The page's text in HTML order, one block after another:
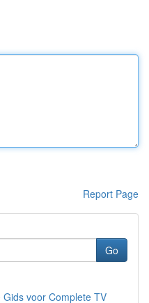
Report Page
Go
voor Complete TV